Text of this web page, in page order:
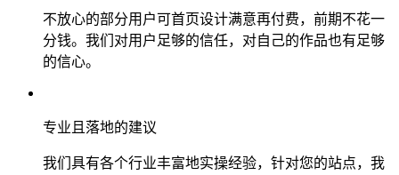
不放心的部分用户可首页设计满意再付费，前期不花一
分钱。我们对用户足够的信任，对自己的作品也有足够
的信心。
专业且落地的建议
我们具有各个行业丰富地实操经验，针对您的站点，我